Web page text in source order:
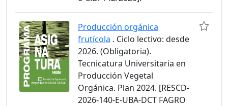
Producción orgánica
frutícola . Ciclo lectivo: desde
2026. (Obligatoria).
Tecnicatura Universitaria en
Producción Vegetal
Orgánica. Plan 2024. [RESCD-
2026-140-E-UBA-DCT FAGRO